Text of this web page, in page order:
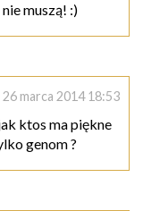
muszą! :)
26 marca 2014 18:53
ktos ma piękne
genom ?